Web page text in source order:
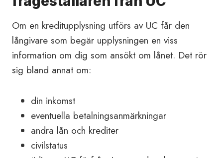
Om en kreditupplysning utförs av UC får den
långivare som begär upplysningen en viss
information om dig som ansökt om lånet. Det rör
sig bland annat om:
din inkomst
eventuella betalningsanmärkningar
andra lån och krediter
civilstatus